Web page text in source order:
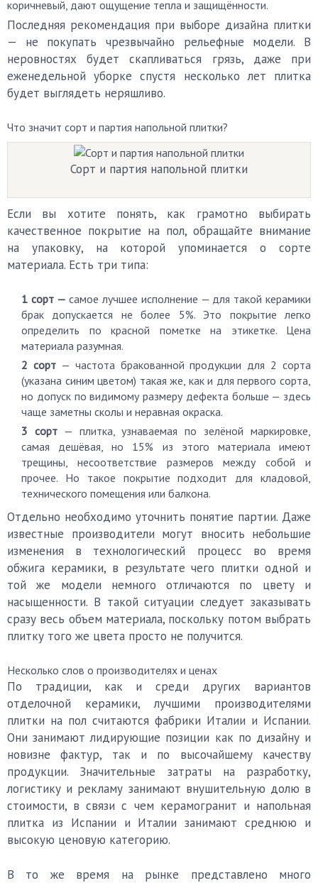
коричневый, дают ощущение тепла и защищённости.
Последняя рекомендация при выборе дизайна плитки
— не покупать чрезвычайно рельефные модели. В
неровностях будет скапливаться грязь, даже при
еженедельной уборке спустя несколько лет плитка
будет выглядеть неряшливо.
Что значит сорт и партия напольной плитки?
Сорт и партия напольной плитки
Если вы хотите понять, как грамотно выбирать
качественное покрытие на пол, обращайте внимание
на упаковку, на которой упоминается о сорте
материала. Есть три типа:
1 сорт — самое лучшее исполнение — для такой керамики
брак допускается не более 5%. Это покрытие легко
определить по красной пометке на этикетке. Цена
материала разумная.
2 сорт— частота бракованной продукции для 2 сорта
(указана синим цветом) такая же, как и для первого сорта,
но допуск по видимому размеру дефекта больше — здесь
чаще заметны сколы и неравная окраска.
3 сорт— плитка, узнаваемая по зелёной маркировке,
самая дешёвая, но 15% из этого материала имеют
трещины, несоответствие размеров между собой и
прочее. Но такое покрытие подходит для кладовой,
технического помещения или балкона.
Отдельно необходимо уточнить понятие партии. Даже
известные производители могут вносить небольшие
изменения в технологический процесс во время
обжига керамики, в результате чего плитки одной и
той же модели немного отличаются по цвету и
насыщенности. В такой ситуации следует заказывать
сразу весь объем материала, поскольку потом выбрать
плитку того же цвета просто не получится.
Несколько слов о производителях и ценах
По традиции, как и среди других вариантов
отделочной керамики, лучшими производителями
плитки на пол считаются фабрики Италии и Испании.
Они занимают лидирующие позиции как по дизайну и
новизне фактур, так и по высочайшему качеству
продукции. Значительные затраты на разработку,
логистику и рекламу занимают внушительную долю в
стоимости, в связи с чем керамогранит и напольная
плитка из Испании и Италии занимают среднюю и
высокую ценовую категорию.
В то же время на рынке представлено много